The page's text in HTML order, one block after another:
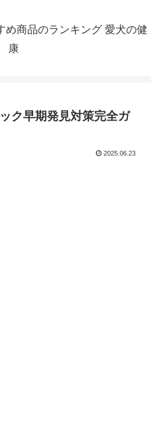
め商品のランキング 愛犬の健
康
ク早期発見対策完全ガ
2025.06.23